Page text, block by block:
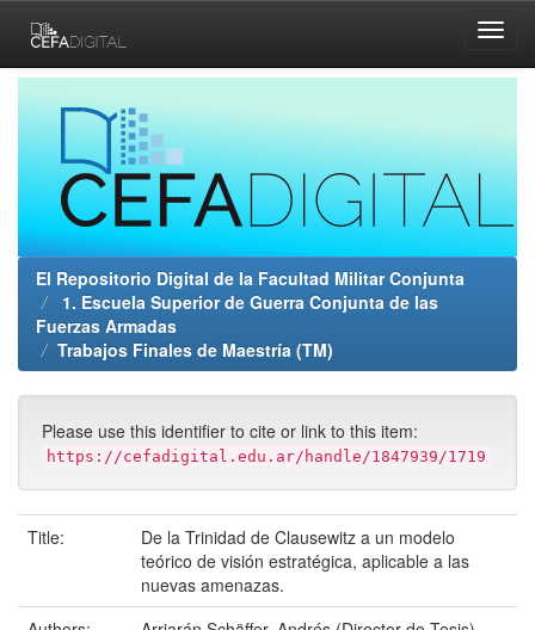
navigation
El Repositorio Digital de la Facultad Militar Conjunta
1. Escuela Superior de Guerra Conjunta de las
Fuerzas Armadas
Trabajos Finales de Maestría (TM)
Please use this identifier to cite or link to this item:
https://cefadigital.edu.ar/handle/1847939/1719
Title:
De la Trinidad de Clausewitz a un modelo
teórico de visión estratégica, aplicable a las
nuevas amenazas.